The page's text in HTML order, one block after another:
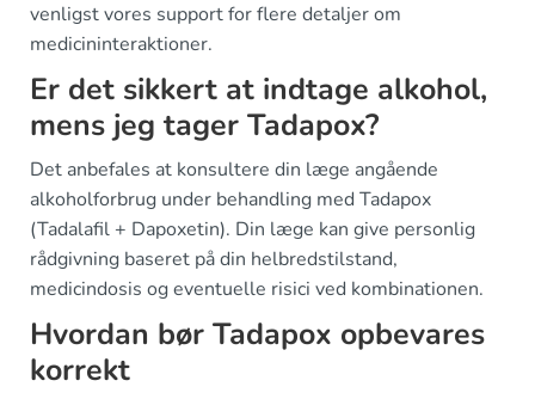
venligst vores support for flere detaljer om
medicininteraktioner.
Er det sikkert at indtage alkohol,
mens jeg tager Tadapox?
Det anbefales at konsultere din læge angående
alkoholforbrug under behandling med Tadapox
(Tadalafil + Dapoxetin). Din læge kan give personlig
rådgivning baseret på din helbredstilstand,
medicindosis og eventuelle risici ved kombinationen.
Hvordan bør Tadapox opbevares
korrekt